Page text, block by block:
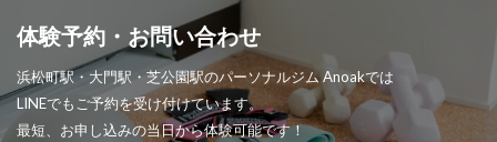
体験予約・お問い合わせ
浜松町駅・大門駅・芝公園駅のパーソナルジム Anoakでは
LINEでもご予約を受け付けています。
最短、お申し込みの当日から体験可能です！